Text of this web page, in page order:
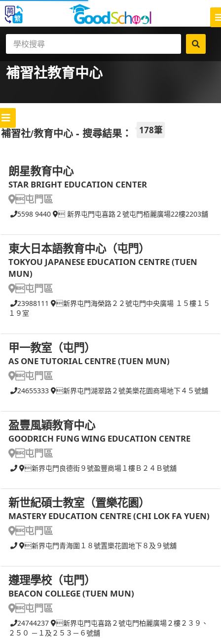
補習社教育中心
補習社/教育中心 - 搜尋結果： 178筆
朗星教育中心
STAR BRIGHT EDUCATION CENTER
屯門區
5598 9440  新界屯門屯喜路２號屯門栢麗廣場22樓2203舖
東大日本語教育中心（屯門）
TOKYOU JAPANESE EDUCATION CENTRE (TUEN
MUN)
屯門區
23988111
新界屯門海榮路２２號屯門中央廣場 １５樓１５
１９室
甲一教室（屯門）
AS ONE TUTORIAL CENTRE (TUEN MUN)
屯門區
24655333 新界屯門湖翠路２號美樂花園商場地下４５號舖
盈豐風穎教育中心
GOODRICH FUNG WING EDUCATION CENTRE
屯門區
新界屯門良德街９號盈豐商場１樓Ｂ２４Ｂ號舖
新世紀碩士教室（置樂花園）
MASTERY EDUCATION CENTRE (CHI LOK FA YUEN)
屯門區
新界屯門青海圍１８號置樂花園地下８及９號舖
遵理學校（屯門）
BEACON COLLEGE (TUEN MUN)
屯門區
24744237
新界屯門屯喜路２號屯門柏麗廣場２樓２３９、
２５０ －１及２５３－６號舖